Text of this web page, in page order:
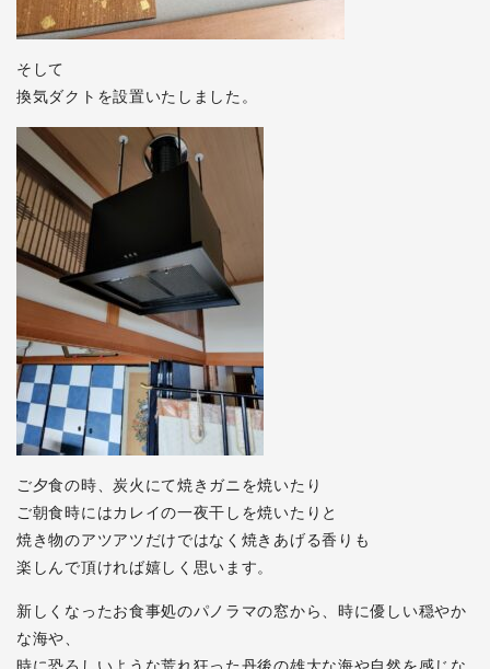
そして
換気ダクトを設置いたしました。
ご夕食の時、炭火にて焼きガニを焼いたり
ご朝食時にはカレイの一夜干しを焼いたりと
焼き物のアツアツだけではなく焼きあげる香りも
楽しんで頂ければ嬉しく思います。
新しくなったお食事処のパノラマの窓から、時に優しい穏やか
な海や、